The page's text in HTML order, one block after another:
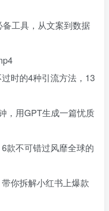
工具，从文案到数据
时的4种引流方法，13
，用GPT生成一篇忧质
款不可错过风靡全球的
你拆解小红书上爆款